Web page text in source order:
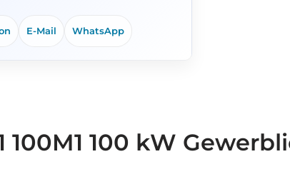
E-Mail WhatsApp
100M1 100 kW